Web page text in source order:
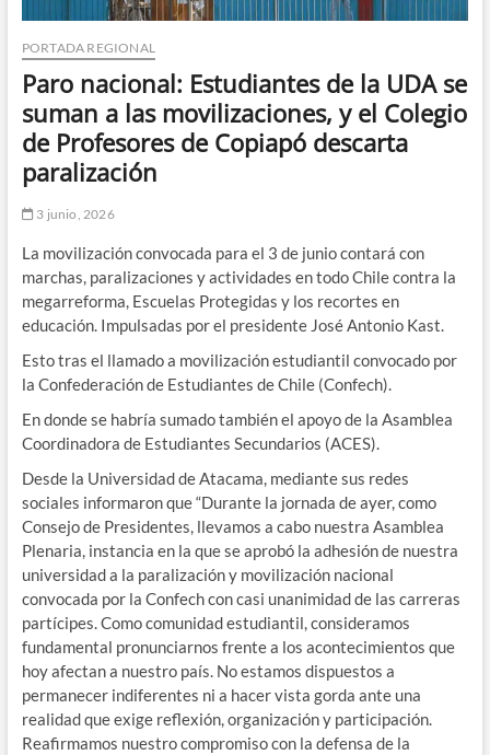
PORTADA REGIONAL
Paro nacional: Estudiantes de la UDA se
suman a las movilizaciones, y el Colegio
de Profesores de Copiapó descarta
paralización
3 junio, 2026
La movilización convocada para el 3 de junio contará con
marchas, paralizaciones y actividades en todo Chile contra la
megarreforma, Escuelas Protegidas y los recortes en
educación. Impulsadas por el presidente José Antonio Kast.
Esto tras el llamado a movilización estudiantil convocado por
la Confederación de Estudiantes de Chile (Confech).
En donde se habría sumado también el apoyo de la Asamblea
Coordinadora de Estudiantes Secundarios (ACES).
Desde la Universidad de Atacama, mediante sus redes
sociales informaron que “Durante la jornada de ayer, como
Consejo de Presidentes, llevamos a cabo nuestra Asamblea
Plenaria, instancia en la que se aprobó la adhesión de nuestra
universidad a la paralización y movilización nacional
convocada por la Confech con casi unanimidad de las carreras
partícipes. Como comunidad estudiantil, consideramos
fundamental pronunciarnos frente a los acontecimientos que
hoy afectan a nuestro país. No estamos dispuestos a
permanecer indiferentes ni a hacer vista gorda ante una
realidad que exige reflexión, organización y participación.
Reafirmamos nuestro compromiso con la defensa de la